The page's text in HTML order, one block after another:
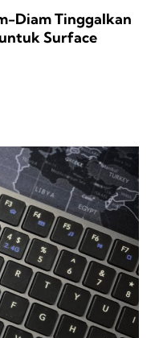
Diam Tinggalkan
Surface